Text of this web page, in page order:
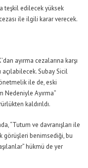
teşkil edilecek yüksek
ile ilgili karar verecek.
ayırma cezalarına karşı
Subay Sicil
ile de, eski
Ayırma”
kaldırıldı.
“Tutum ve davranışları ile
görüşleri benimsediği, bu
hükmü de yer